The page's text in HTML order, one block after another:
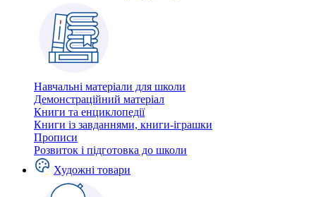
Навчальні матеріали для школи
Демонстраційний матеріал
Книги та енциклопедії
Книги із завданнями, книги-іграшки
Прописи
Розвиток і підготовка до школи
Художні товари